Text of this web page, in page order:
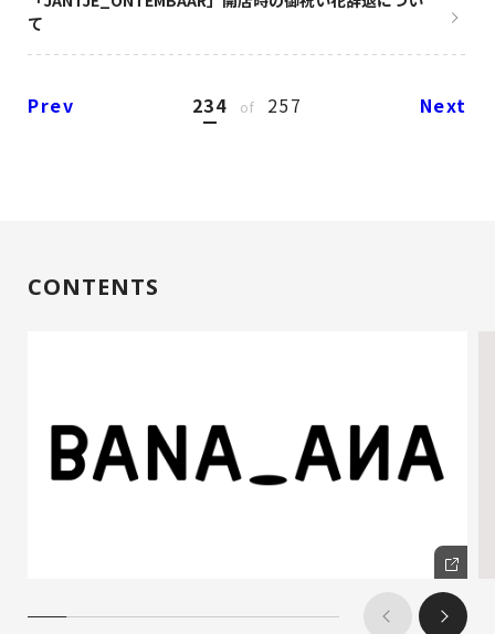
て
Prev 234 of 257 Next
CONTENTS